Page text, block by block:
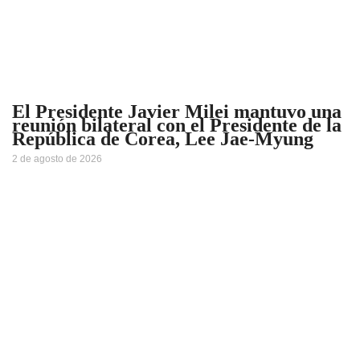
El Presidente Javier Milei mantuvo una
reunión bilateral con el Presidente de la
República de Corea, Lee Jae-Myung
2 de agosto de 2026